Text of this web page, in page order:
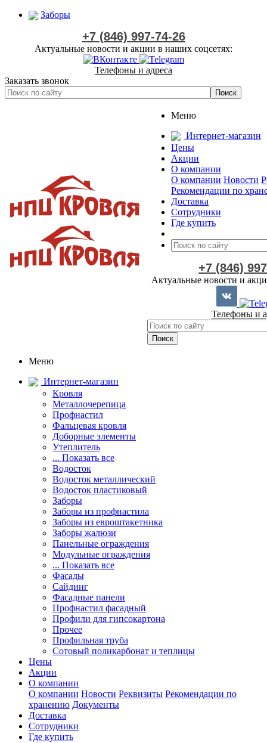
Заборы
+7 (846) 997-74-26
Актуальные новости и акции в наших соцсетях:
Телефоны и адреса
Заказать звонок
Меню
Интернет-магазин
Цены
Акции
О компании
О компании Новости
Рекомендации по
Доставка
Сотрудники
Где купить
+7 (846)
Актуальные новости и
Телефоны и
Меню
Интернет-магазин
Кровля
Металлочерепица
Профнастил
Фальцевая кровля
Доборные элементы
Утеплитель
... Показать все
Водосток
Водосток металлический
Водосток пластиковый
Заборы
Заборы из профнастила
Заборы из евроштакетника
Заборы жалюзи
Панельные ограждения
Модульные ограждения
... Показать все
Фасады
Сайдинг
Фасадные панели
Профнастил фасадный
Профили для гипсокартона
Прочее
Профильная труба
Сотовый поликарбонат и теплицы
Цены
Акции
О компании
О компании Новости Реквизиты Рекомендации по
хранению Документы
Доставка
Сотрудники
Где купить